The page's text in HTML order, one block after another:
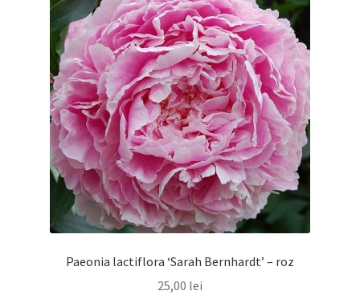
Paeonia lactiflora ‘Sarah Bernhardt’ – roz
25,00 lei